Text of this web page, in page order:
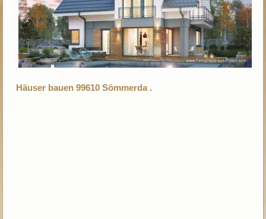
Häuser bauen 99610 Sömmerda .